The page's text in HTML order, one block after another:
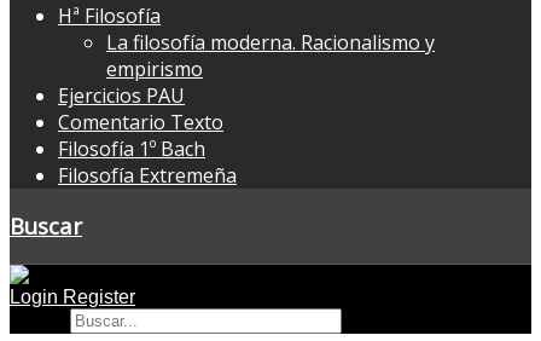
Hª Filosofía
La filosofía moderna. Racionalismo y
empirismo
Ejercicios PAU
Comentario Texto
Filosofía 1º Bach
Filosofía Extremeña
Buscar
Login Register